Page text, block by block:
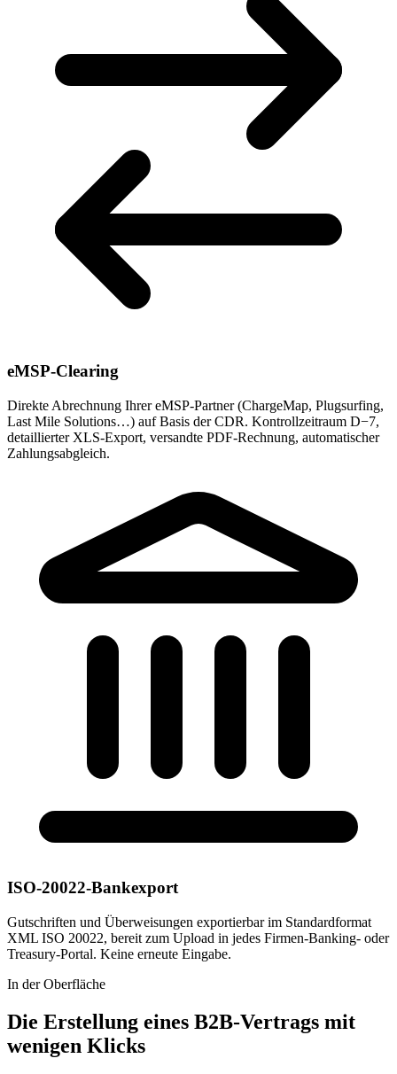
eMSP-Clearing
Direkte Abrechnung Ihrer eMSP-Partner (ChargeMap, Plugsurfing,
Last Mile Solutions…) auf Basis der CDR. Kontrollzeitraum D−7,
detaillierter XLS-Export, versandte PDF-Rechnung, automatischer
Zahlungsabgleich.
ISO-20022-Bankexport
Gutschriften und Überweisungen exportierbar im Standardformat
XML ISO 20022, bereit zum Upload in jedes Firmen-Banking- oder
Treasury-Portal. Keine erneute Eingabe.
In der Oberfläche
Die Erstellung eines B2B-Vertrags mit
wenigen Klicks